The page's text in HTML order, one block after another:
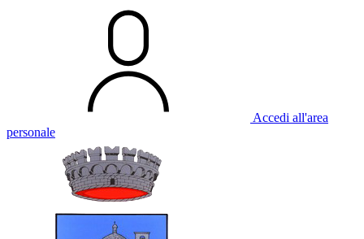
Accedi all'area
personale